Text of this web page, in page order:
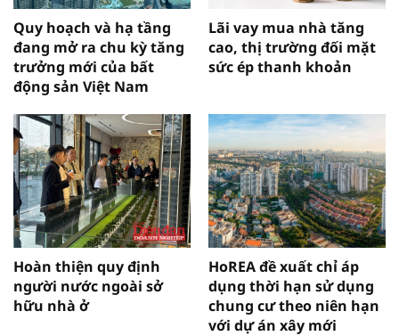
Quy hoạch và hạ tầng
đang mở ra chu kỳ tăng
trưởng mới của bất
động sản Việt Nam
Lãi vay mua nhà tăng
cao, thị trường đối mặt
sức ép thanh khoản
Hoàn thiện quy định
người nước ngoài sở
hữu nhà ở
HoREA đề xuất chỉ áp
dụng thời hạn sử dụng
chung cư theo niên hạn
với dự án xây mới